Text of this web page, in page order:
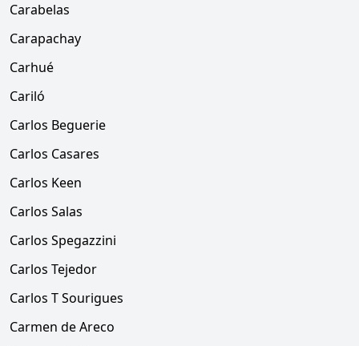
Carabelas
Carapachay
Carhué
Cariló
Carlos Beguerie
Carlos Casares
Carlos Keen
Carlos Salas
Carlos Spegazzini
Carlos Tejedor
Carlos T Sourigues
Carmen de Areco